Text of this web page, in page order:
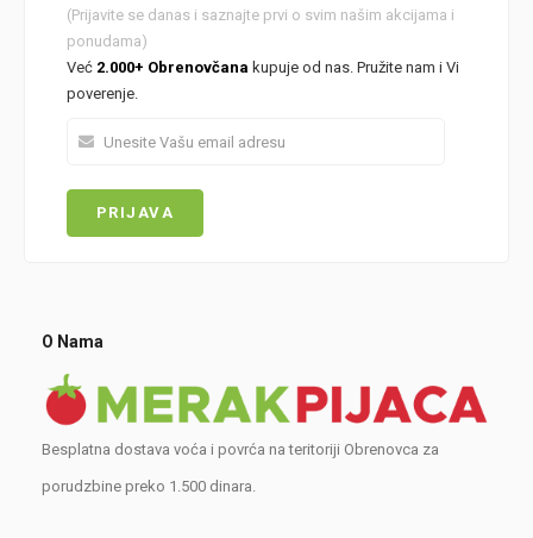
(Prijavite se danas i saznajte prvi o svim našim akcijama i
ponudama)
Već 2.000+ Obrenovčana kupuje od nas. Pružite nam i Vi
poverenje.
O Nama
Besplatna dostava voća i povrća na teritoriji Obrenovca za
porudzbine preko 1.500 dinara.